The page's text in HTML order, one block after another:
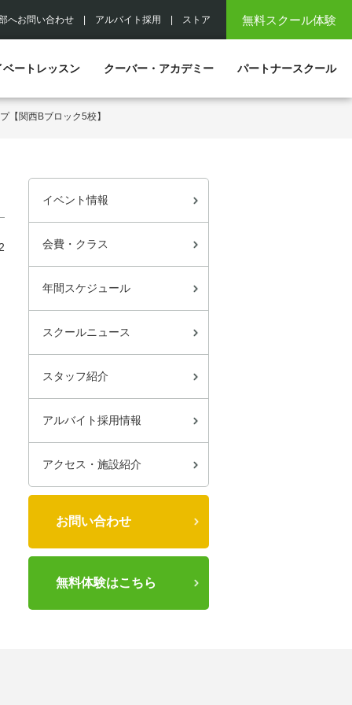
無料スクール体験
へお問い合わせ アルバイト採用 ストア
ベートレッスン クーバー・アカデミー パートナースクール
【関西Bブロック5校】
イベント情報
会費・クラス
年間スケジュール
スクールニュース
スタッフ紹介
アルバイト採用情報
アクセス・施設紹介
お問い合わせ
無料体験はこちら